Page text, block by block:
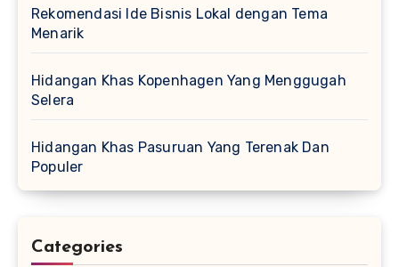
Rekomendasi Ide Bisnis Lokal dengan Tema
Menarik
Hidangan Khas Kopenhagen Yang Menggugah
Selera
Hidangan Khas Pasuruan Yang Terenak Dan
Populer
Categories